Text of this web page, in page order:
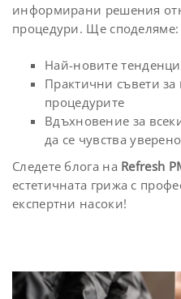
информирани решения
процедури. Ще споделяме:
Най-новите
Практични съвети за
процедурите
Вдъхновение за
да се чувства уверено
Следете блога на Refresh
естетичната грижа с
експертни насоки!